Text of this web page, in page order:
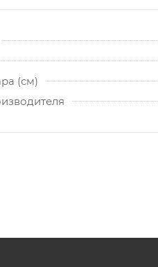
(см)